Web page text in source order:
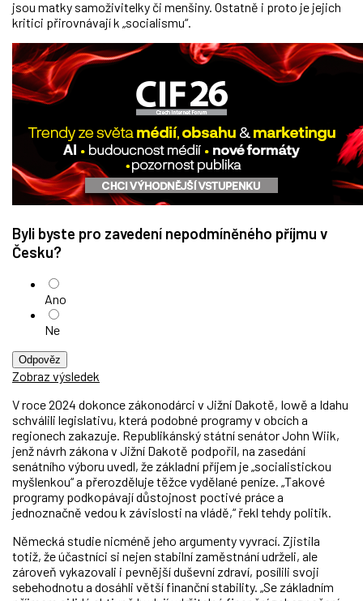
jsou matky samoživitelky či menšiny. Ostatně i proto je jejich
kritici přirovnávají k „socialismu“.
Byli byste pro zavedení nepodmíněného příjmu v
Česku?
Ano
Ne
Odpověz
Zobraz výsledek
V roce 2024 dokonce zákonodárci v Jižní Dakotě, Iowě a Idahu
schválili legislativu, která podobné programy v obcích a
regionech zakazuje. Republikánský státní senátor John Wiik,
jenž návrh zákona v Jižní Dakotě podpořil, na zasedání
senátního výboru uvedl, že základní příjem je „socialistickou
myšlenkou“ a přerozděluje těžce vydělané peníze. „Takové
programy podkopávají důstojnost poctivé práce a
jednoznačně vedou k závislosti na vládě,“řekl tehdy politik.
Německá studie nicméně jeho argumenty vyvrací. Zjistila
totiž, že účastníci si nejen stabilní zaměstnání udrželi, ale
zároveň vykazovali i pevnější duševní zdraví, posílili svoji
sebehodnotu a dosáhli větší finanční stability. „Se základním